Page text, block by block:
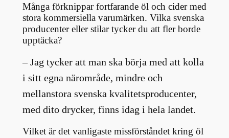
Många förknippar fortfarande öl och cider med
stora kommersiella varumärken. Vilka svenska
producenter eller stilar tycker du att fler borde
upptäcka?
– Jag tycker att man ska börja med att kolla
i sitt egna närområde, mindre och
mellanstora svenska kvalitetsproducenter,
med dito drycker, finns idag i hela landet.
Vilket är det vanligaste missförståndet kring öl